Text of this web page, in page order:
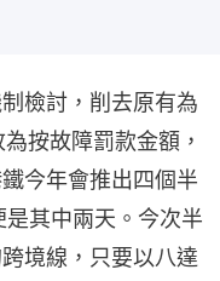
檢討，削去原有為
按故障罰款金額，
今年會推出四個半
其中兩天。今次半
境線，只要以八達